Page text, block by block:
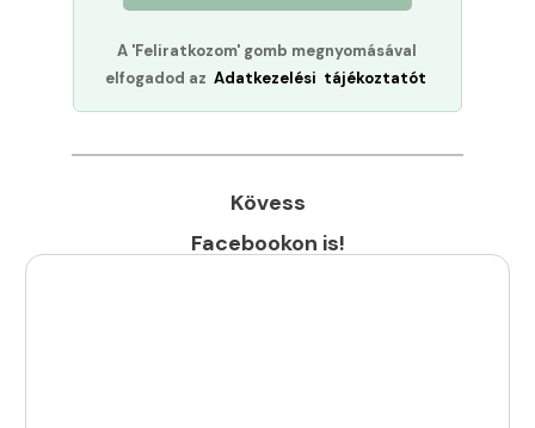
A 'Feliratkozom' gomb megnyomásával
elfogadod az Adatkezelési tájékoztatót
Kövess
Facebookon is!